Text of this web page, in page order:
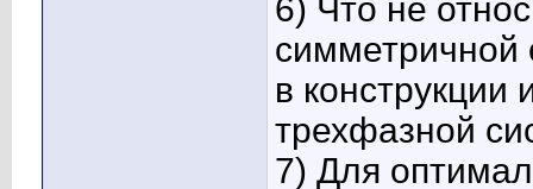
6) Что не
симметричной
в конструкции
трехфазной
7) Для